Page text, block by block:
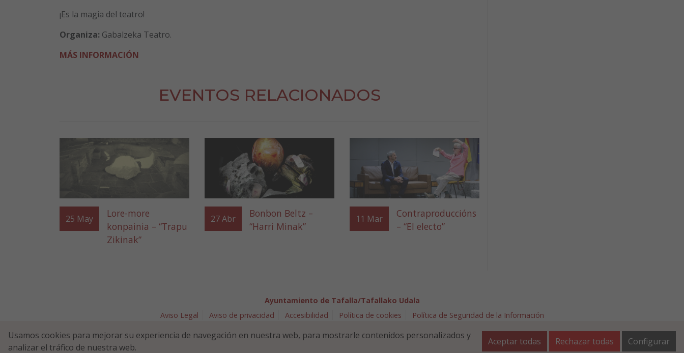
¡Es la magia del teatro!
Organiza: Gabalzeka Teatro.
MÁS INFORMACIÓN
EVENTOS RELACIONADOS
25 May
Lore-more
konpainia – “Trapu
Zikinak”
27Abr
Bonbon Beltz –
“Harri Minak”
11 Mar
Contraproduccións
– “El electo”
Ayuntamiento de Tafalla/Tafallako Udala
Aviso Legal
Aviso de privacidad Accesibilidad Política de cookies
Política de Seguridad de la Información
Plaza Navarra 5 - 31300 Tafalla (NAVARRA)
948 70 18 11 ayuntamiento@tafalla.es
Usamos cookies para mejorar su experiencia de navegación en nuestra web, para mostrarle contenidos personalizados y
analizar el tráfico de nuestra web.
Aceptar todas Rechazar todas Configurar